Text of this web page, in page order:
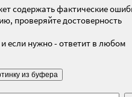
содержать фактические
проверяйте достоверность
если нужно - ответит в любом